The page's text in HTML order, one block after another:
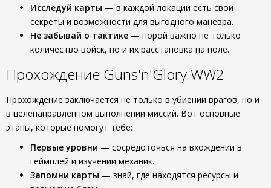
Исследуй карты — в каждой локации есть свои
секреты и возможности для выгодного маневра.
Не забывай о тактике — порой важно не только
количество войск, но и их расстановка на поле.
Прохождение Guns'n'Glory WW2
Прохождение заключается не только в убиении врагов, но и
в целенаправленном выполнении миссий. Вот основные
этапы, которые помогут тебе:
Первые уровни — сосредоточься на вхождении в
геймплей и изучении механик.
Запомни карты — знай, где находятся ресурсы и